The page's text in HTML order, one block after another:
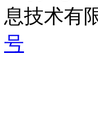
息技术有
号